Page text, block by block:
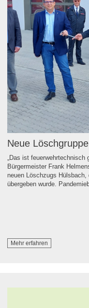
Neue
„Das ist feuerwehrtechnisch
Bürgermeister Frank
neuen Löschzugs
übergeben wurde.
Mehr erfahren